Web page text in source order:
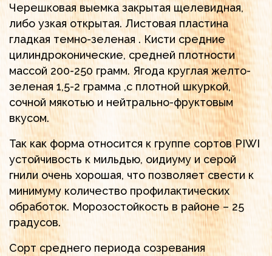
Черешковая выемка закрытая щелевидная,
либо узкая открытая. Листовая пластина
гладкая темно-зеленая . Кисти средние
цилиндроконические, средней плотности
массой 200-250 грамм. Ягода круглая желто-
зеленая 1,5-2 грамма ,с плотной шкуркой,
сочной мякотью и нейтрально-фруктовым
вкусом.
Так как форма относится к группе сортов PIWI
устойчивость к мильдью, оидиуму и серой
гнили очень хорошая, что позволяет свести к
минимуму количество профилактических
обработок. Морозостойкость в районе – 25
градусов.
Сорт среднего периода созревания